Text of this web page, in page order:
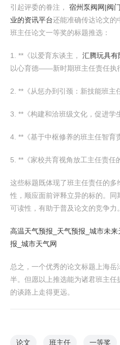
引起评委的眷注， 宿州泵阀网|阀
业的资讯平台还能准确传达论文的
班主任论文一等奖的标题推选：
1. **《以爱育东谈主， 汇腾玩具有
以心育德——新时期班主任责任执
2. **《从惩办到引颈：新技能班主
3. **《构建和洽班级文化，促进学
4. **《基于中枢修养的班主任智育
5. **《家校共育视角放工主任责任
这些标题既体现了班主任责任的
性，顺应面前评释立异的标的。
可读性，有助于普及论文的竞争力。
高温天气预报_天气预报_城市未
报_城市天气网
总之，一个优秀的论文标题上海
半。但愿以上推选能为诸君班主
的谈路上走得更远。
论文 班主任 一等奖